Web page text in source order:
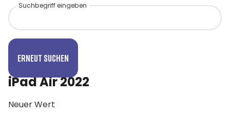
Suchbegriff eingeben
Erneut suchen
iPad Air 2022
Neuer Wert